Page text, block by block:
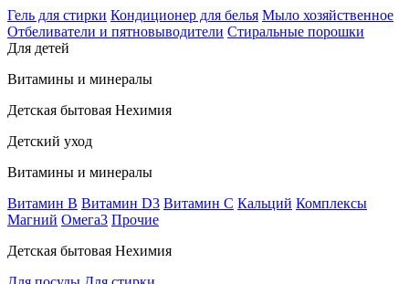
Гель для стирки Кондиционер для белья Мыло хозяйственное
Отбеливатели и пятновыводители Стиральные порошки
Для детей
Витамины и минералы
Детская бытовая Нехимия
Детский уход
Витамины и минералы
Витамин В Витамин D3 Витамин С Кальций Комплексы
Магний Омега3 Прочие
Детская бытовая Нехимия